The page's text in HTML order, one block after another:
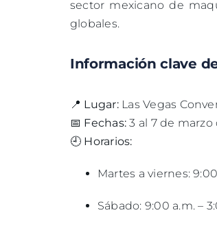
sector mexicano de
globales.
Información clave
📍 Lugar:Las Vegas
📅 Fechas: 3 al 7 de marzo
🕘 Horarios:
Martes a viernes:
Sábado: 9:00 a.m. –